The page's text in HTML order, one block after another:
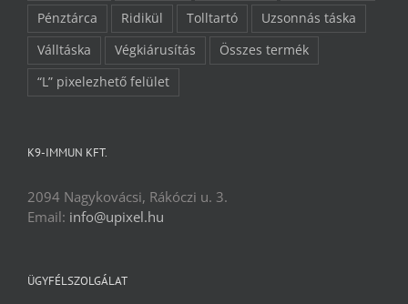
Pénztárca
Ridikül Tolltartó
Uzsonnás táska
Válltáska
Végkiárusítás
Összes termék
“L” pixelezhető felület
K9-IMMUN KFT.
2094 Nagykovácsi, Rákóczi u. 3.
Email: info@upixel.hu
ÜGYFÉLSZOLGÁLAT